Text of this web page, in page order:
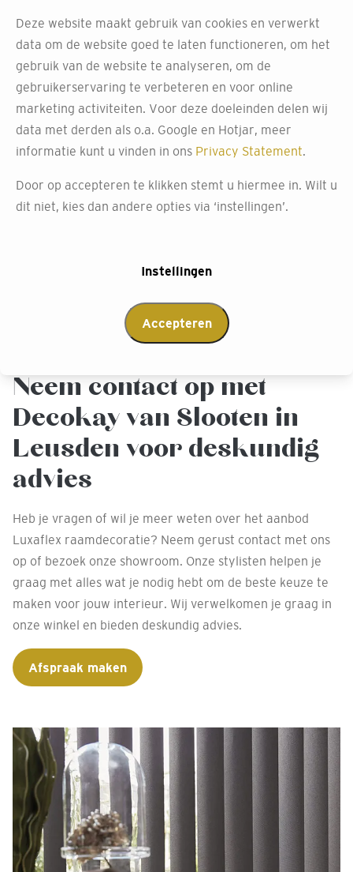
Bij Decokay van Slooten maken we het je graag
gemakkelijk met onze professionele inmeetservice.
Perfect passende raamdecoratie begint met
nauwkeurige metingen. Maak gebruik van onze
inmeetservice waarbij onze deskundigen je ramen exact
opmeten, zodat je nieuwe Luxaflex raamdecoratie
Bezoek onze winkel in Leusden, ontdek alle
Neem contact op met
Decokay van Slooten in
Leusden voor deskundig
advies
Heb je vragen of wil je meer weten over het aanbod
Luxaflex raamdecoratie? Neem gerust contact met ons
op of bezoek onze showroom. Onze stylisten helpen je
graag met alles wat je nodig hebt om de beste keuze te
maken voor jouw interieur. Wij verwelkomen je graag in
onze winkel en bieden deskundig advies.
Afspraak maken
Deze website maakt gebruik van cookies en verwerkt
data om de website goed te laten functioneren, om het
gebruik van de website te analyseren, om de
gebruikerservaring te verbeteren en voor online
marketing activiteiten. Voor deze doeleinden delen wij
data met derden als o.a. Google en Hotjar, meer
informatie kunt u vinden in ons Privacy Statement.
Door op accepteren te klikken stemt u hiermee in. Wilt u
dit niet, kies dan andere opties via ‘instellingen’.
Instellingen
Accepteren